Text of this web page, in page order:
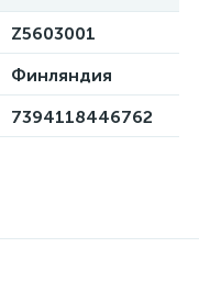
Z5603001
Финляндия
7394118446762